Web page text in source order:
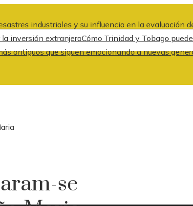
industriales y su influencia en la evaluación
inversión extranjeraCómo Trinidad y Tobago
antiguos que siguen emocionando a nuevas
se